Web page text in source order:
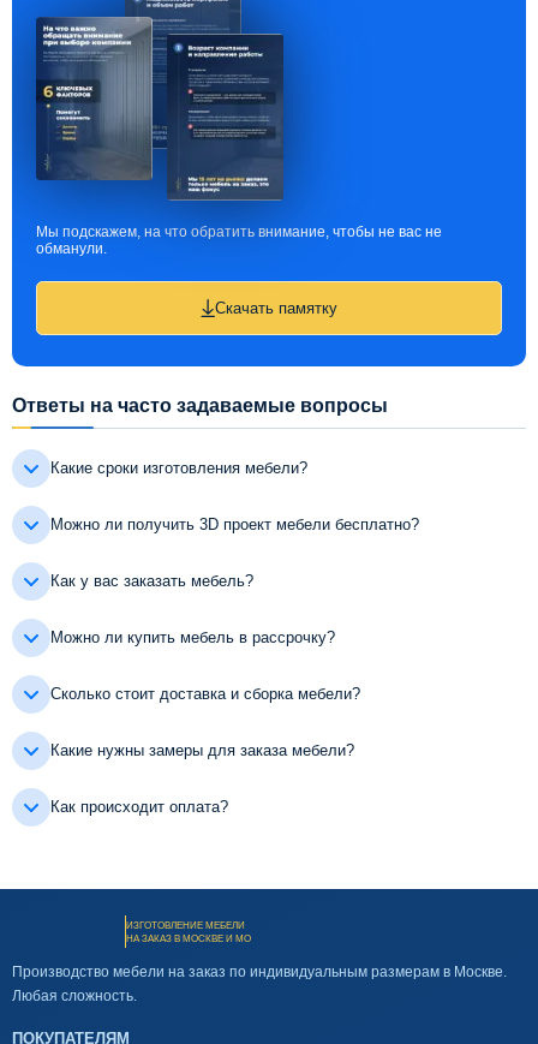
Мы подскажем, на что обратить внимание, чтобы не вас не
обманули.
Скачать памятку
Ответы на часто задаваемые вопросы
Какие сроки изготовления мебели?
Можно ли получить 3D проект мебели бесплатно?
Как у вас заказать мебель?
Можно ли купить мебель в рассрочку?
Сколько стоит доставка и сборка мебели?
Какие нужны замеры для заказа мебели?
Как происходит оплата?
ИЗГОТОВЛЕНИЕ МЕБЕЛИ
НА ЗАКАЗ В МОСКВЕ И МО
Производство мебели на заказ по индивидуальным размерам в Москве.
Любая сложность.
ПОКУПАТЕЛЯМ